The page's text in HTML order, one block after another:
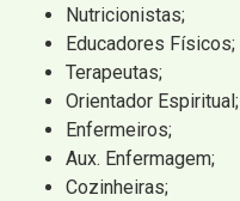
Nutricionistas;
Educadores Físicos;
Terapeutas;
Orientador Espiritual;
Enfermeiros;
Aux. Enfermagem;
Cozinheiras;